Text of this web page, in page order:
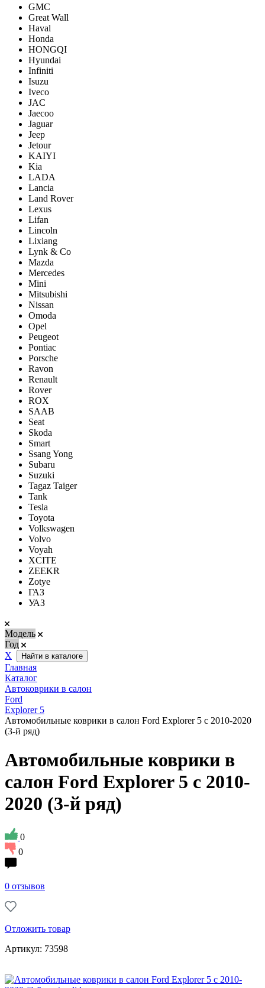
GMC
Great Wall
Haval
Honda
HONGQI
Hyundai
Infiniti
Isuzu
Iveco
JAC
Jaecoo
Jaguar
Jeep
Jetour
KAIYI
Kia
LADA
Lancia
Land Rover
Lexus
Lifan
Lincoln
Lixiang
Lynk & Co
Mazda
Mercedes
Mini
Mitsubishi
Nissan
Omoda
Opel
Peugeot
Pontiac
Porsсhe
Ravon
Renault
Rover
ROX
SAAB
Seat
Skoda
Smart
Ssang Yong
Subaru
Suzuki
Tagaz Taiger
Tank
Tesla
Toyota
Volkswagen
Volvo
Voyah
XCITE
ZEEKR
Zotye
ГАЗ
УАЗ
Модель
Год
Х
Найти в каталоге
Главная
Каталог
Автоковрики в салон
Ford
Explorer 5
Автомобильные коврики в салон Ford Explorer 5 с 2010-2020
(3-й ряд)
Автомобильные коврики в
салон Ford Explorer 5 с 2010-
2020 (3-й ряд)
0
0
0 отзывов
Отложить товар
Артикул: 73598